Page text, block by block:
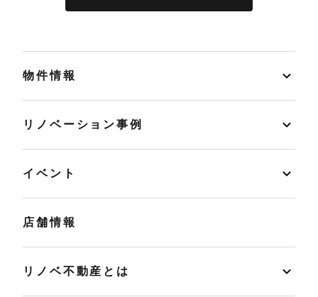
物件情報
リノベーション事例
イベント
店舗情報
リノベ不動産とは